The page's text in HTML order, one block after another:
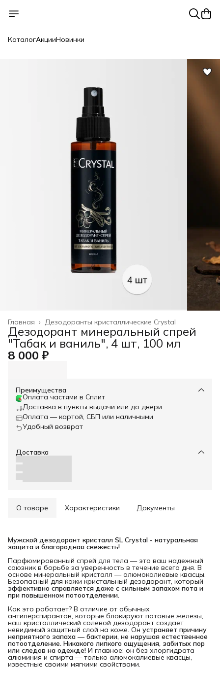
КаталогАкцииНовинки
Дезодоранты кристаллические Crystal
Главная ›
Дезодорант минеральный спрей
"Табак и ваниль", 4 шт, 100 мл
8 000 ₽
Преимущества
Оплата частями в Сплит
Доставка в пункты выдачи или до двери
Оплата — картой, СБП или наличными
Удобный возврат
Доставка
О товаре Характеристики Документы
Мужской дезодорант кристалл SL Crystal - натуральная
защита и благородная свежесть!
Парфюмированный спрей для тела — это ваш надежный
союзник в борьбе за уверенность в течение всего дня. В
основе минеральный кристалл — алюмокалиевые квасцы.
Безопасный для кожи кристальный дезодорант, который
эффективно справляется даже с сильным запахом пота и
при повышенном потоотделении.
Как это работает? В отличие от обычных
антиперспирантов, которые блокируют потовые железы,
наш кристаллический солевой дезодорант создает
невидимый защитный слой на коже. Он устраняет причину
неприятного запаха — бактерии, не нарушая естественное
потоотделение. Никакого липкого ощущения, забитых пор
или следов на одежде! И главное: он без хлоргидрата
алюминия и спирта — только алюмокалиевые квасцы,
известные своими мягкими свойствами.